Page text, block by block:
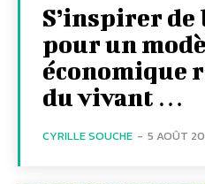
S’inspirer de
pour un
économique
du vivant …
CYRILLE SOUCHE - 5 AOÛT